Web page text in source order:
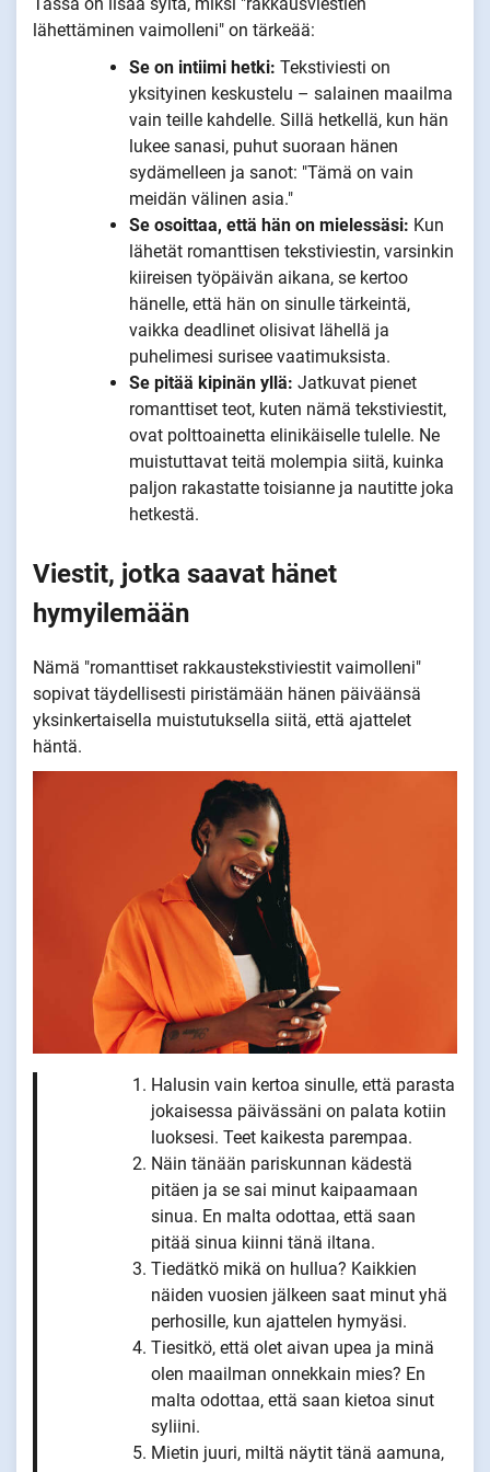
lähettäminen vaimolleni" on tärkeää:
Se on intiimi hetki: Tekstiviesti on
yksityinen keskustelu – salainen maailma
vain teille kahdelle. Sillä hetkellä, kun hän
lukee sanasi, puhut suoraan hänen
sydämelleen ja sanot: "Tämä on vain
meidän välinen asia."
Se osoittaa, että hän on mielessäsi: Kun
lähetät romanttisen tekstiviestin, varsinkin
kiireisen työpäivän aikana, se kertoo
hänelle, että hän on sinulle tärkeintä,
vaikka deadlinet olisivat lähellä ja
puhelimesi surisee vaatimuksista.
Se pitää kipinän yllä: Jatkuvat pienet
romanttiset teot, kuten nämä tekstiviestit,
ovat polttoainetta elinikäiselle tulelle. Ne
muistuttavat teitä molempia siitä, kuinka
paljon rakastatte toisianne ja nautitte joka
hetkestä.
Viestit, jotka saavat hänet
hymyilemään
Nämä "romanttiset rakkaustekstiviestit vaimolleni"
sopivat täydellisesti piristämään hänen päiväänsä
yksinkertaisella muistutuksella siitä, että ajattelet
häntä.
Halusin vain kertoa sinulle, että parasta
jokaisessa päivässäni on palata kotiin
luoksesi. Teet kaikesta parempaa.
Näin tänään pariskunnan kädestä
pitäen ja se sai minut kaipaamaan
sinua. En malta odottaa, että saan
pitää sinua kiinni tänä iltana.
Tiedätkö mikä on hullua? Kaikkien
näiden vuosien jälkeen saat minut yhä
perhosille, kun ajattelen hymyäsi.
Tiesitkö, että olet aivan upea ja minä
olen maailman onnekkain mies? En
malta odottaa, että saan kietoa sinut
syliini.
Mietin juuri, miltä näytit tänä aamuna,